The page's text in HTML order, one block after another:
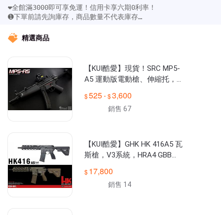
❤︎全館滿3000即可享免運！信用卡享六期0利率！
➊下單前請先詢庫存，商品數量不代表庫存
➌未成年請勿自行下單，需成人同意
全台大型連鎖生存遊戲專賣店！
全台門市位置請詳閱『關於我』
⏺︎網路賣場LINE：@kui.com.tw
⏺︎FB：KUI 酷愛生存遊戲專賣 Airsoft
⏺︎IG：kui_airsoft
精選商品
【KUI酷愛】現貨！SRC MP5-
A5 運動版電動槍、伸縮托，A
『多連彈匣版』33278
525 - 3,600
銷售 67
【KUI酷愛】GHK HK 416A5 瓦
斯槍，V3系統，HRA4 GBB步
I83217,800
銷售 14